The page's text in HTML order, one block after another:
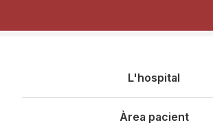
principal
L'hospital
Àrea pacient